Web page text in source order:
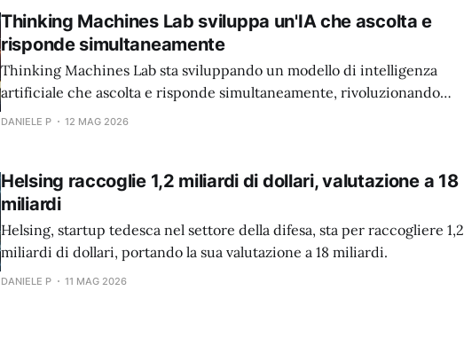
Thinking Machines Lab sviluppa un'IA che ascolta e
risponde simultaneamente
Thinking Machines Lab sta sviluppando un modello di intelligenza
artificiale che ascolta e risponde simultaneamente, rivoluzionando
l'interazione uomo-macchina.
DANIELE P 12 MAG 2026
Helsing raccoglie 1,2 miliardi di dollari, valutazione a 18
miliardi
Helsing, startup tedesca nel settore della difesa, sta per raccogliere 1,2
miliardi di dollari, portando la sua valutazione a 18 miliardi.
DANIELE P 11 MAG 2026